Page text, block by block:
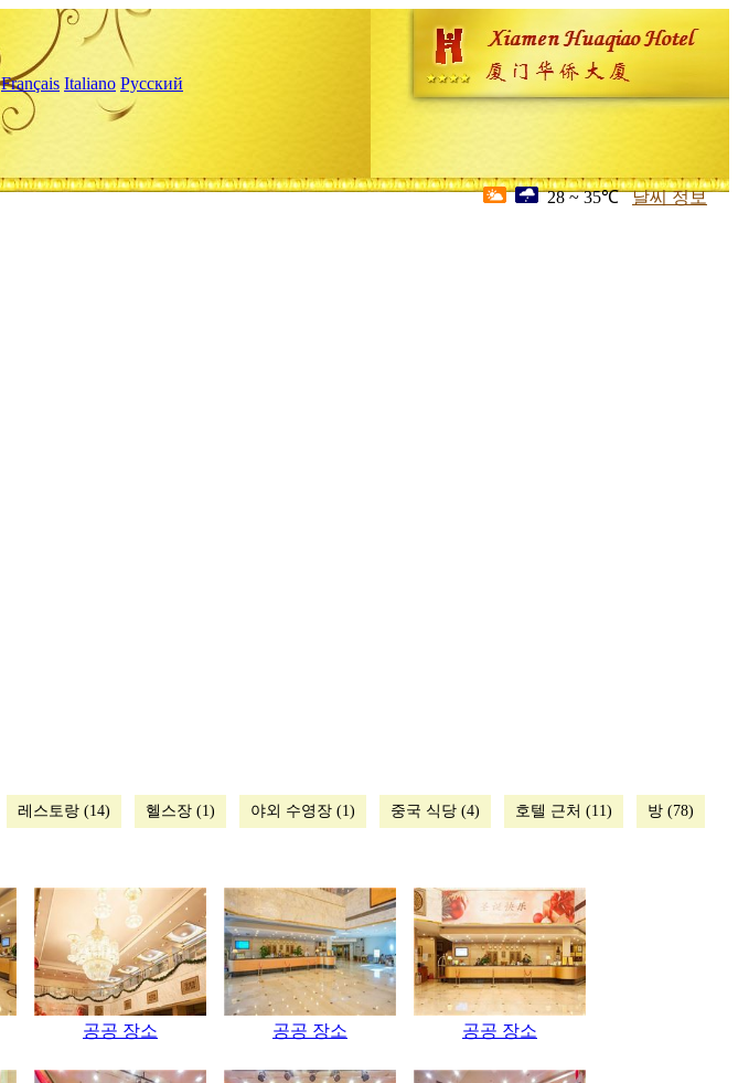
Français Italiano Русский
28 ~ 35℃ 날씨 정보
레스토랑 (14) 헬스장 (1) 야외 수영장 (1) 중국 식당 (4) 호텔 근처 (11) 방 (78)
공공 장소 공공 장소 공공 장소